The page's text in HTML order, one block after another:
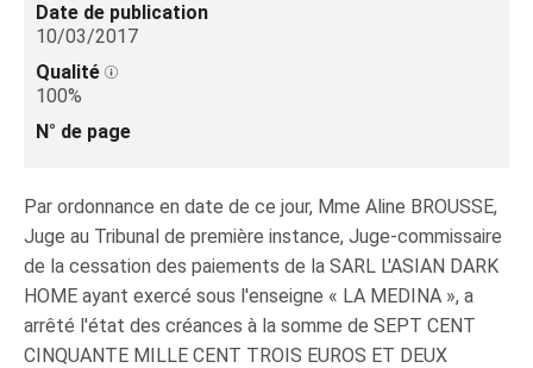
Date de publication
10/03/2017
Qualité
100%
N° de page
Par ordonnance en date de ce jour, Mme Aline BROUSSE,
Juge au Tribunal de première instance, Juge-commissaire
de la cessation des paiements de la SARL L'ASIAN DARK
HOME ayant exercé sous l'enseigne « LA MEDINA », a
arrêté l'état des créances à la somme de SEPT CENT
CINQUANTE MILLE CENT TROIS EUROS ET DEUX